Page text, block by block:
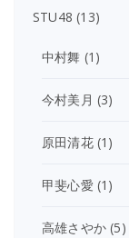
STU48 (13)
中村舞 (1)
今村美月 (3)
原田清花(1)
甲斐心愛 (1)
高雄さやか (5)